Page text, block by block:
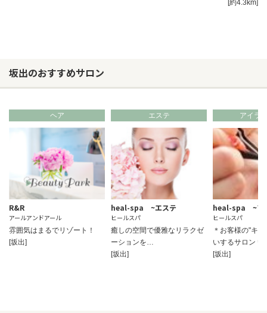
[約4.3km]
坂出のおすすめサロン
ヘア
R&R
アールアンドアール
雰囲気はまるでリゾート！
[坂出]
エステ
heal-spa ~エステ
ヒールスパ
癒しの空間で優雅なリラクゼ
ーションを…
[坂出]
アイラ
heal-spa ~ア
ヒールスパ
＊お客様の"キ
いするサロン＊
[坂出]